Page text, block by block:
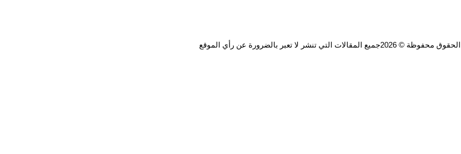
© 2026جميع المقالات التي تنشر لا تعبر بالضرورة عن رأي الموقع